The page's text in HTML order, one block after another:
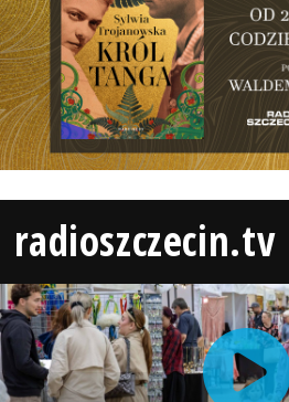
radioszczecin.tv